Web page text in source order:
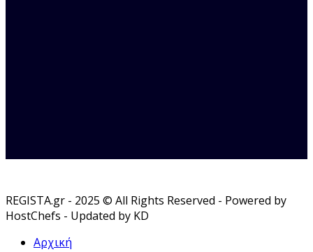
REGISTA.gr - 2025 © All Rights Reserved - Powered by
HostChefs - Updated by KD
Αρχική